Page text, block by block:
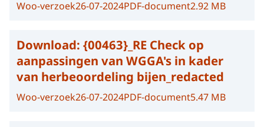
Woo-verzoek26-07-2024PDF-document2.92 MB
Download: {00463}_RE Check op
aanpassingen van WGGA's in kader
van herbeoordeling bijen_redacted
Woo-verzoek26-07-2024PDF-document5.47 MB